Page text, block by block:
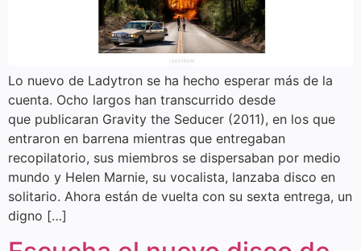
Lo nuevo de Ladytron se ha hecho esperar más de la
cuenta. Ocho largos han transcurrido desde
que publicaran Gravity the Seducer (2011), en los que
entraron en barrena mientras que entregaban
recopilatorio, sus miembros se dispersaban por medio
mundo y Helen Marnie, su vocalista, lanzaba disco en
solitario. Ahora están de vuelta con su sexta entrega, un
digno […]